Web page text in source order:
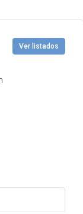
Ver listados